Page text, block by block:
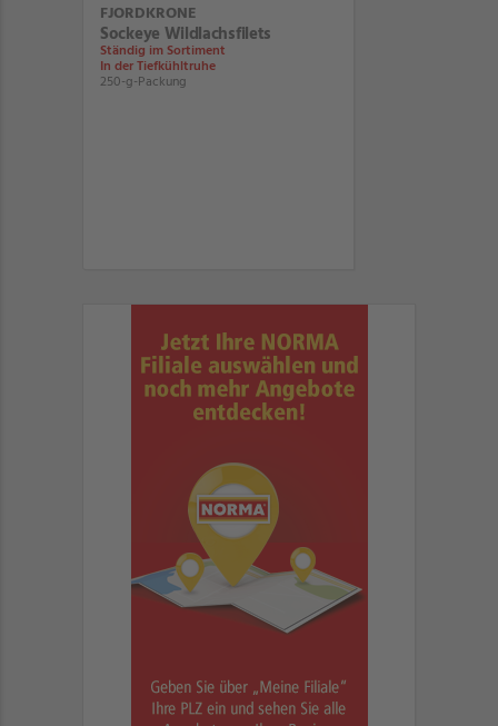
FJORDKRONE
Sockeye Wildlachsfilets
Ständig im Sortiment
In der Tiefkühltruhe
250-g-Packung